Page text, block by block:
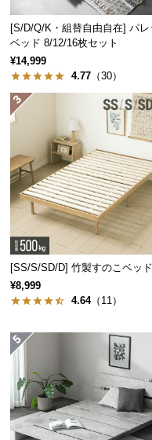
路
に
つ
い
て
品・
キ
ャ
ン
セ
ル
に
つ
い
に
つ
い
[S/D/Q/K・組替自由自在] パレ
ベッド 8/12/16枚セット
¥14,999
4.77 （30）
[SS/S/SD/D] 竹製すのこベッド
¥8,999
4.64（11）